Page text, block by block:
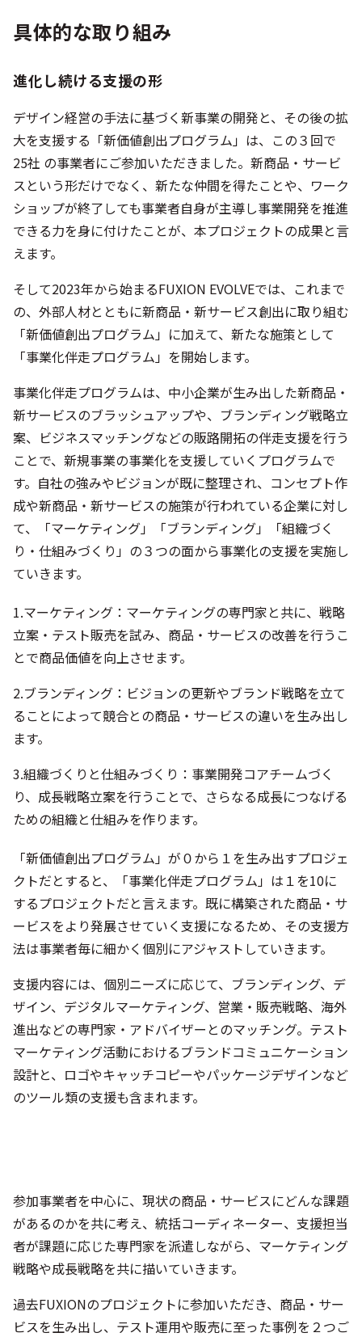
具体的な取り組み
進化し続ける支援の形
デザイン経営の手法に基づく新事業の開発と、その後の拡
大を支援する「新価値創出プログラム」は、この３回で
25社 の事業者にご参加いただきました。新商品・サービ
スという形だけでなく、新たな仲間を得たことや、ワーク
ショップが終了しても事業者自身が主導し事業開発を推進
できる力を身に付けたことが、本プロジェクトの成果と言
えます。
そして2023年から始まるFUXION EVOLVEでは、これまで
の、外部人材とともに新商品・新サービス創出に取り組む
「新価値創出プログラム」に加えて、新たな施策として
「事業化伴走プログラム」を開始します。
事業化伴走プログラムは、中小企業が生み出した新商品・
新サービスのブラッシュアップや、ブランディング戦略立
案、ビジネスマッチングなどの販路開拓の伴走支援を行う
ことで、新規事業の事業化を支援していくプログラムで
す。自社の強みやビジョンが既に整理され、コンセプト作
成や新商品・新サービスの施策が行われている企業に対し
て、「マーケティング」「ブランディング」「組織づく
り・仕組みづくり」の３つの面から事業化の支援を実施し
ていきます。
1.マーケティング：マーケティングの専門家と共に、戦略
立案・テスト販売を試み、商品・サービスの改善を行うこ
とで商品価値を向上させます。
2.ブランディング：ビジョンの更新やブランド戦略を立て
ることによって競合との商品・サービスの違いを生み出し
ます。
3.組織づくりと仕組みづくり：事業開発コアチームづく
り、成長戦略立案を行うことで、さらなる成長につなげる
ための組織と仕組みを作ります。
「新価値創出プログラム」が０から１を生み出すプロジェ
クトだとすると、「事業化伴走プログラム」は１を10に
するプロジェクトだと言えます。既に構築された商品・サ
ービスをより発展させていく支援になるため、その支援方
法は事業者毎に細かく個別にアジャストしていきます。
支援内容には、個別ニーズに応じて、ブランディング、デ
ザイン、デジタルマーケティング、営業・販売戦略、海外
進出などの専門家・アドバイザーとのマッチング。テスト
マーケティング活動におけるブランドコミュニケーション
設計と、ロゴやキャッチコピーやパッケージデザインなど
のツール類の支援も含まれます。
参加事業者を中心に、現状の商品・サービスにどんな課題
があるのかを共に考え、統括コーディネーター、支援担当
者が課題に応じた専門家を派遣しながら、マーケティング
戦略や成長戦略を共に描いていきます。
過去FUXIONのプロジェクトに参加いただき、商品・サー
ビスを生み出し、テスト運用や販売に至った事例を２つご